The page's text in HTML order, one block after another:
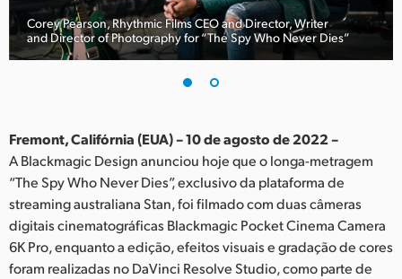
Germany
Italy
Japan
Korea
Mexico
Corey Pearson, Rhythmic Films CEO and Director, Writer
and Director of Photography for “The Spy Who Never Dies”
Fremont, Califórnia (EUA) – 10 de agosto de 2022 –
A Blackmagic Design anunciou hoje que o longa-metragem
“The Spy Who Never Dies”, exclusivo da plataforma de
streaming australiana Stan, foi filmado com duas câmeras
digitais cinematográficas Blackmagic Pocket Cinema Camera
6K Pro, enquanto a edição, efeitos visuais e gradação de cores
foram realizadas no DaVinci Resolve Studio, como parte de